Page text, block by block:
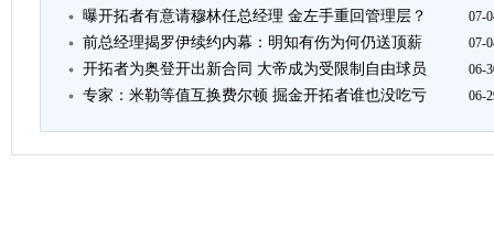
曝开拓者有意请穆林任总经理 金左手重回管理层？ 07-
前总经理揭罗伊续约内幕：明知有伤为何仍送顶薪 07-
开拓者为奥登开出新合同 大帝成为受限制自由球员 06-
专家：米勒等值互换费尔顿 掘金开拓者谁也没吃亏 06-